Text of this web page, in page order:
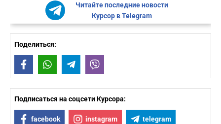
Читайте последние новости
Курсор в Telegram
Поделиться:
FacebookWhatsAppTelegram
Подписаться на соцсети Курсора:
facebook instagram telegram